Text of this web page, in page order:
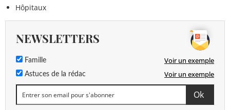
Hôpitaux
NEWSLETTERS
Famille Voir un exemple
Astuces de la rédac Voir un exemple